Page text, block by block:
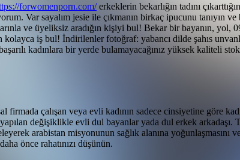
forwomenporn.com/erkeklerin bekarlığın tadını
Var sayalım jesie ile çıkmanın birkaç ipucunu tanıyın
ve üyeliksiz aradığın kişiyi bul! Bekar bir bayanın,
kolayca iş bul! İndirilenler fotoğraf: yabancı dilde şahıs
kadınlara bir yerde bulamayacağınız yüksek kaliteli
çalışan veya evli kadının sadece cinsiyetine göre
değişiklikle evli dul bayanlar yada dul erkek
arabistan misyonunun sağlık alanına
önce rahatınızı düşünün.